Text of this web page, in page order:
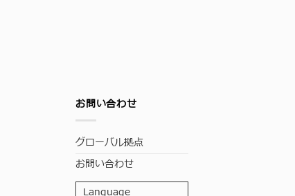
お問い合わせ
グローバル拠点
お問い合わせ
Language